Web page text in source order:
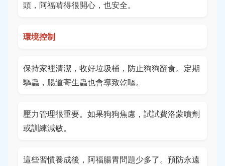
頭，阿福啃得很開心，也安全。
環境控制
保持家裡清潔，收好垃圾桶，防止狗狗翻食。定期
驅蟲，腸道寄生蟲也會導致乾嘔。
壓力管理很重要。如果狗狗焦慮，試試費洛蒙噴劑
或訓練減敏。
這些習慣養成後，阿福腸胃問題少多了。預防永遠